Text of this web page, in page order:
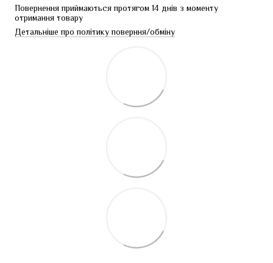
Повернення приймаються протягом 14 днів з моменту
отримання товару
Детальніше про політику поверння/обміну